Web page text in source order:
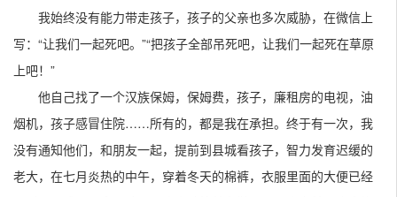
我始终没有能力带走孩子，孩子的父亲也多次威胁，在微信上
写：“让我们一起死吧。”“把孩子全部吊死吧，让我们一起死在草原
上吧！”
他自己找了一个汉族保姆，保姆费，孩子，廉租房的电视，油
烟机，孩子感冒住院……所有的，都是我在承担。终于有一次，我
没有通知他们，和朋友一起，提前到县城看孩子，智力发育迟缓的
老大，在七月炎热的中午，穿着冬天的棉裤，衣服里面的大便已经